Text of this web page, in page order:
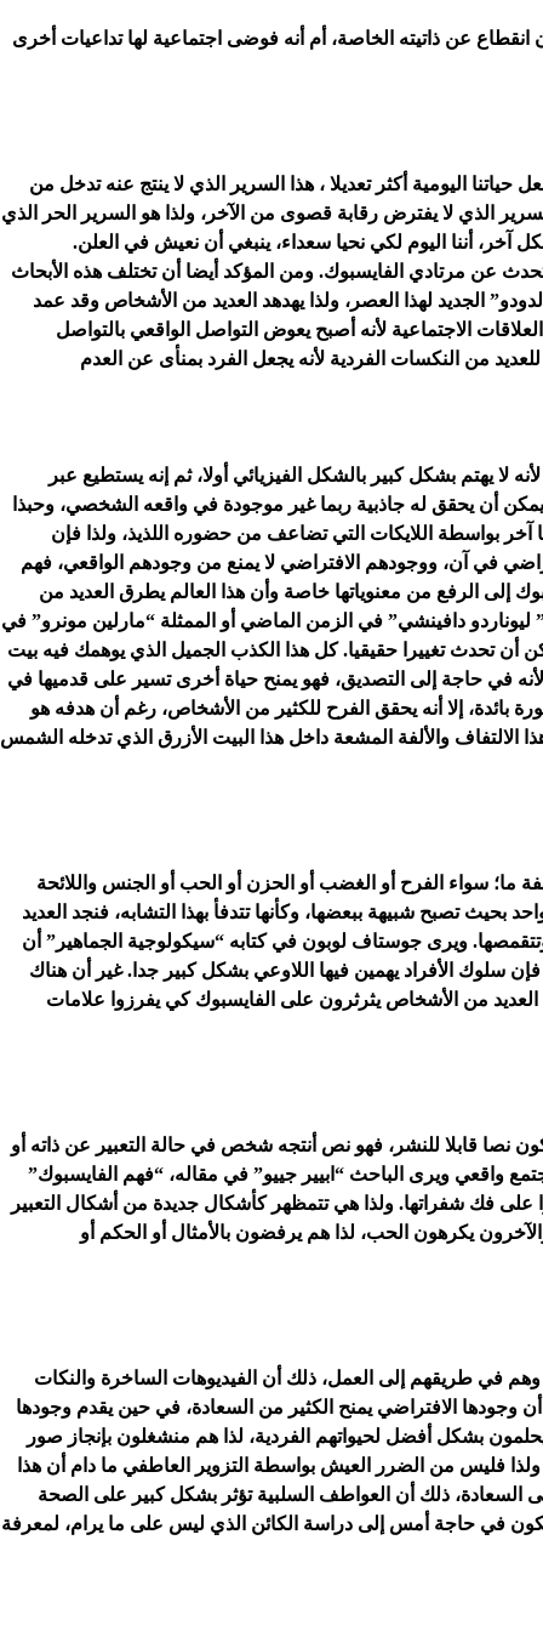
عن ذاتيته الخاصة، أم أنه فوضى اجتماعية لها تداعيات أخرى
اليومية أكثر تعديلا ، هذا السرير الذي لا ينتج عنه تدخل من
الذي لا يفترض رقابة قصوى من الآخر، ولذا هو السرير الحر الذي
آخر، أننا اليوم لكي نحيا سعداء، ينبغي أن نعيش في العلن.
عن مرتادي الفايسبوك. ومن المؤكد أيضا أن تختلف هذه الأبحاث
الجديد لهذا العصر، ولذا يهدهد العديد من الأشخاص وقد عمد
الاجتماعية لأنه أصبح يعوض التواصل الواقعي بالتواصل
من النكسات الفردية لأنه يجعل الفرد بمنأى عن العدم
لا يهتم بشكل كبير بالشكل الفيزيائي أولا، ثم إنه يستطيع عبر
أن يحقق له جاذبية ربما غير موجودة في واقعه الشخصي، وحبذا
بواسطة اللايكات التي تضاعف من حضوره اللذيذ، ولذا فإن
في آن، ووجودهم الافتراضي لا يمنع من وجودهم الواقعي، فهم
إلى الرفع من معنوياتها خاصة وأن هذا العالم يطرق العديد من
دافينشي” في الزمن الماضي أو الممثلة “مارلين مونرو” في
أن تحدث تغييرا حقيقيا. كل هذا الكذب الجميل الذي يوهمك فيه بيت
في حاجة إلى التصديق، فهو يمنح حياة أخرى تسير على قدميها في
بائدة، إلا أنه يحقق الفرح للكثير من الأشخاص، رغم أن هدفه هو
الالتفاف والألفة المشعة داخل هذا البيت الأزرق الذي تدخله الشمس
سواء الفرح أو الغضب أو الحزن أو الحب أو الجنس واللائحة
تصبح شبيهة ببعضها، وكأنها تتدفأ بهذا التشابه، فنجد العديد
ويرى جوستاف لوبون في كتابه “سيكولوجية الجماهير” أن
سلوك الأفراد يهمين فيها اللاوعي بشكل كبير جدا. غير أن هناك
العديد من الأشخاص يثرثرون على الفايسبوك كي يفرزوا علامات
نصا قابلا للنشر، فهو نص أنتجه شخص في حالة التعبير عن ذاته أو
واقعي ويرى الباحث “ابيير جييو” في مقاله، “فهم الفايسبوك”
على فك شفراتها. ولذا هي تتمظهر كأشكال جديدة من أشكال التعبير
يكرهون الحب، لذا هم يرفضون بالأمثال أو الحكم أو
في طريقهم إلى العمل، ذلك أن الفيديوهات الساخرة والنكات
وجودها الافتراضي يمنح الكثير من السعادة، في حين يقدم وجودها
بشكل أفضل لحيواتهم الفردية، لذا هم منشغلون بإنجاز صور
فليس من الضرر العيش بواسطة التزوير العاطفي ما دام أن هذا
السعادة، ذلك أن العواطف السلبية تؤثر بشكل كبير على الصحة
نكون في حاجة أمس إلى دراسة الكائن الذي ليس على ما يرام، لمعرفة